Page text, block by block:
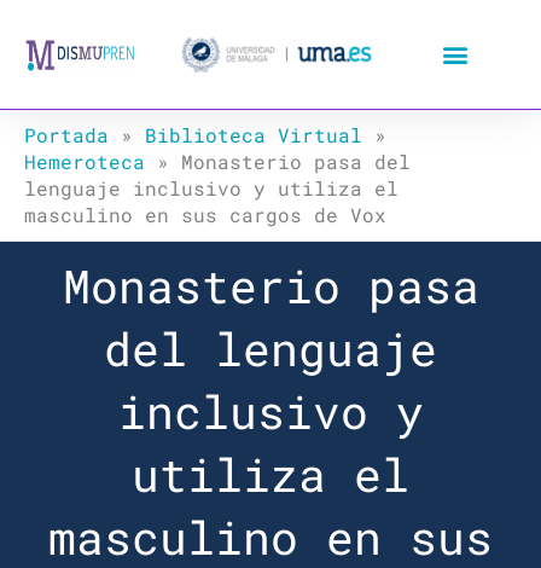
Portada » Biblioteca Virtual »
Hemeroteca » Monasterio pasa del
lenguaje inclusivo y utiliza el
masculino en sus cargos de Vox
Monasterio pasa
del lenguaje
inclusivo y
utiliza el
masculino en sus